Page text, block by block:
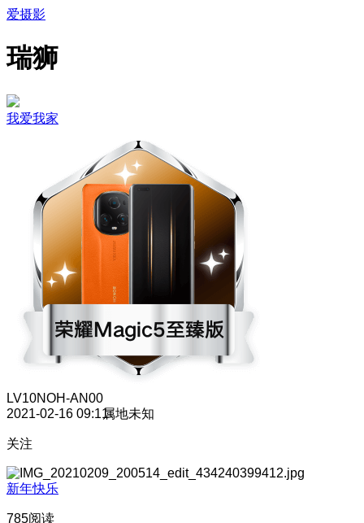
爱摄影
瑞狮
我爱我家
LV10NOH-AN00
2021-02-16 09:11属地未知
关注
新年快乐
785阅读